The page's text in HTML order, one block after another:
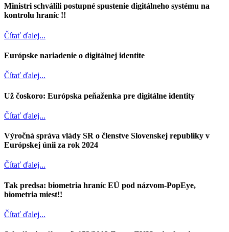
Ministri schválili postupné spustenie digitálneho systému na
kontrolu hraníc !!
Čítať ďalej...
Európske nariadenie o digitálnej identite
Čítať ďalej...
Už čoskoro: Európska peňaženka pre digitálne identity
Čítať ďalej...
Výročná správa vlády SR o členstve Slovenskej republiky v
Európskej únii za rok 2024
Čítať ďalej...
Tak predsa: biometria hraníc EÚ pod názvom-PopEye,
biometria miest!!
Čítať ďalej...